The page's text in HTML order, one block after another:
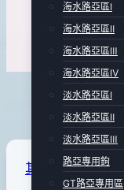
海水路亞區Ⅰ
海水路亞區Ⅱ
海水路亞區Ⅲ
海水路亞區Ⅳ
淡水路亞區Ⅰ
淡水路亞區Ⅱ
淡水路亞區Ⅲ
路亞專用鉤
GT路亞專用區
其他附屬品Ⅰ